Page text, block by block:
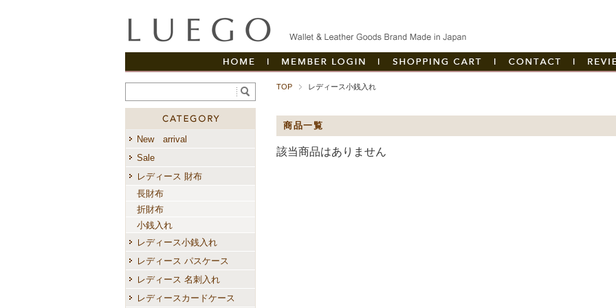
創業以来ハンドメイ
HOME
マイページへログイン カートを見る お問い合
TOP レディース小銭入れ
商品一覧
該当商品はありません
商品カテゴリ
New arrival
Sale
レディース 財布
長財布
折財布
小銭入れ
レディース小銭入れ
レディース パスケース
レディース 名刺入れ
レディースカードケース